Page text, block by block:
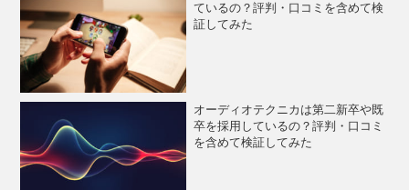
ているの？評判・口コミを含めて検
証してみた
オーディオテクニカは第二新卒や既
卒を採用しているの？評判・口コミ
を含めて検証してみた